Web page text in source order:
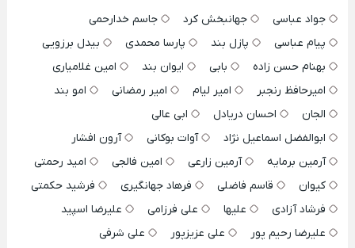
جواد عباسی جهانبخش کرد
جاسم خدارحمی
پیام عباسی
پازل بند پارسا محمدی
بیدل برزویی
بهنام حسن زاده
بابی ایوان بند
امین غلامیاری
امیرحافظ رنجبر
امیر لیام امیر رمضانی
امو بند
الجان
احسان دریادل
ابی عالی
ابوالفضل اسماعیل نژاد
آوات بوکانی
آرون افشار
آرمین برمایه
آرمین زارعی امین فالجی
امید رحمتی
کیوان
قاسم فاضلی فرهاد جهانگیری
فرشید حکمتی
فرشاد آزادی
علیها علی فرزامی
علیرضا اسپید
علیرضا رحیم پور
علی عزیزپور
علی شرفی